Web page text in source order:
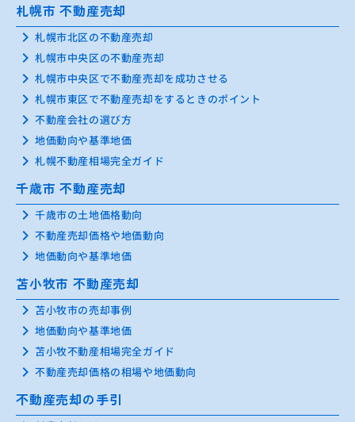
札幌市 不動産売却
keyboard_arrow_right 札幌市北区の不動産売却
keyboard_arrow_right 札幌市中央区の不動産売却
keyboard_arrow_right 札幌市中央区で不動産売却を成功させる
keyboard_arrow_right 札幌市東区で不動産売却をするときのポイント
keyboard_arrow_right 不動産会社の選び方
keyboard_arrow_right 地価動向や基準地価
keyboard_arrow_right 札幌不動産相場完全ガイド
千歳市 不動産売却
keyboard_arrow_right 千歳市の土地価格動向
keyboard_arrow_right 不動産売却価格や地価動向
keyboard_arrow_right 地価動向や基準地価
苫小牧市 不動産売却
keyboard_arrow_right 苫小牧市の売却事例
keyboard_arrow_right 地価動向や基準地価
keyboard_arrow_right 苫小牧不動産相場完全ガイド
keyboard_arrow_right 不動産売却価格の相場や地価動向
不動産売却の手引